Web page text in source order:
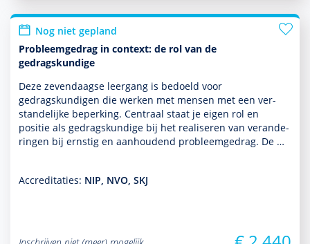
Nog niet gepland
Probleemgedrag in context: de rol van de
gedragskundige
Deze zevendaagse leergang is bedoeld voor
gedragskundigen die werken met mensen met een ver­
stande­lijke beper­king. Centraal staat je eigen rol en
positie als gedragskundige bij het realiseren van veran­de­
ringen bij ernstig en aanhoudend probleemgedrag. De …
Accreditaties: NIP, NVO, SKJ